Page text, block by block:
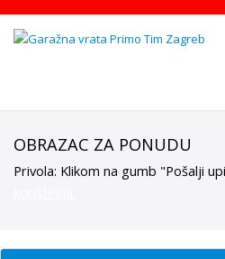
OBRAZAC ZA PONUDU
Privola: Klikom na gumb "Pošalji